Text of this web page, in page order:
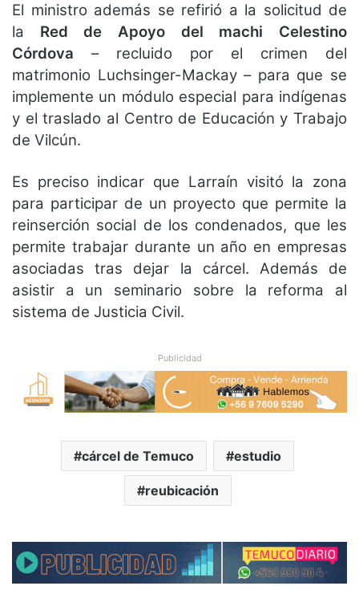
El ministro además se refirió a la solicitud de
la Red de Apoyo del machi Celestino
Córdova – recluido por el crimen del
matrimonio Luchsinger-Mackay – para que se
implemente un módulo especial para indígenas
y el traslado al Centro de Educación y Trabajo
de Vilcún.
Es preciso indicar que Larraín visitó la zona
para participar de un proyecto que permite la
reinserción social de los condenados, que les
permite trabajar durante un año en empresas
asociadas tras dejar la cárcel. Además de
asistir a un seminario sobre la reforma al
sistema de Justicia Civil.
Publicidad
cárcel de Temuco estudio
reubicación